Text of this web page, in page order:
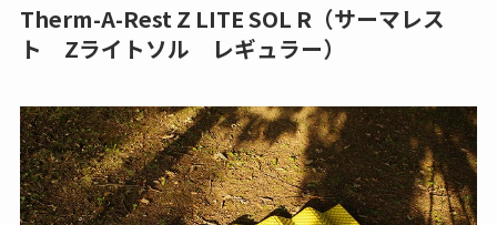
Therm-A-Rest Z LITE SOL R（サーマレス
ト Zライトソル レギュラー）